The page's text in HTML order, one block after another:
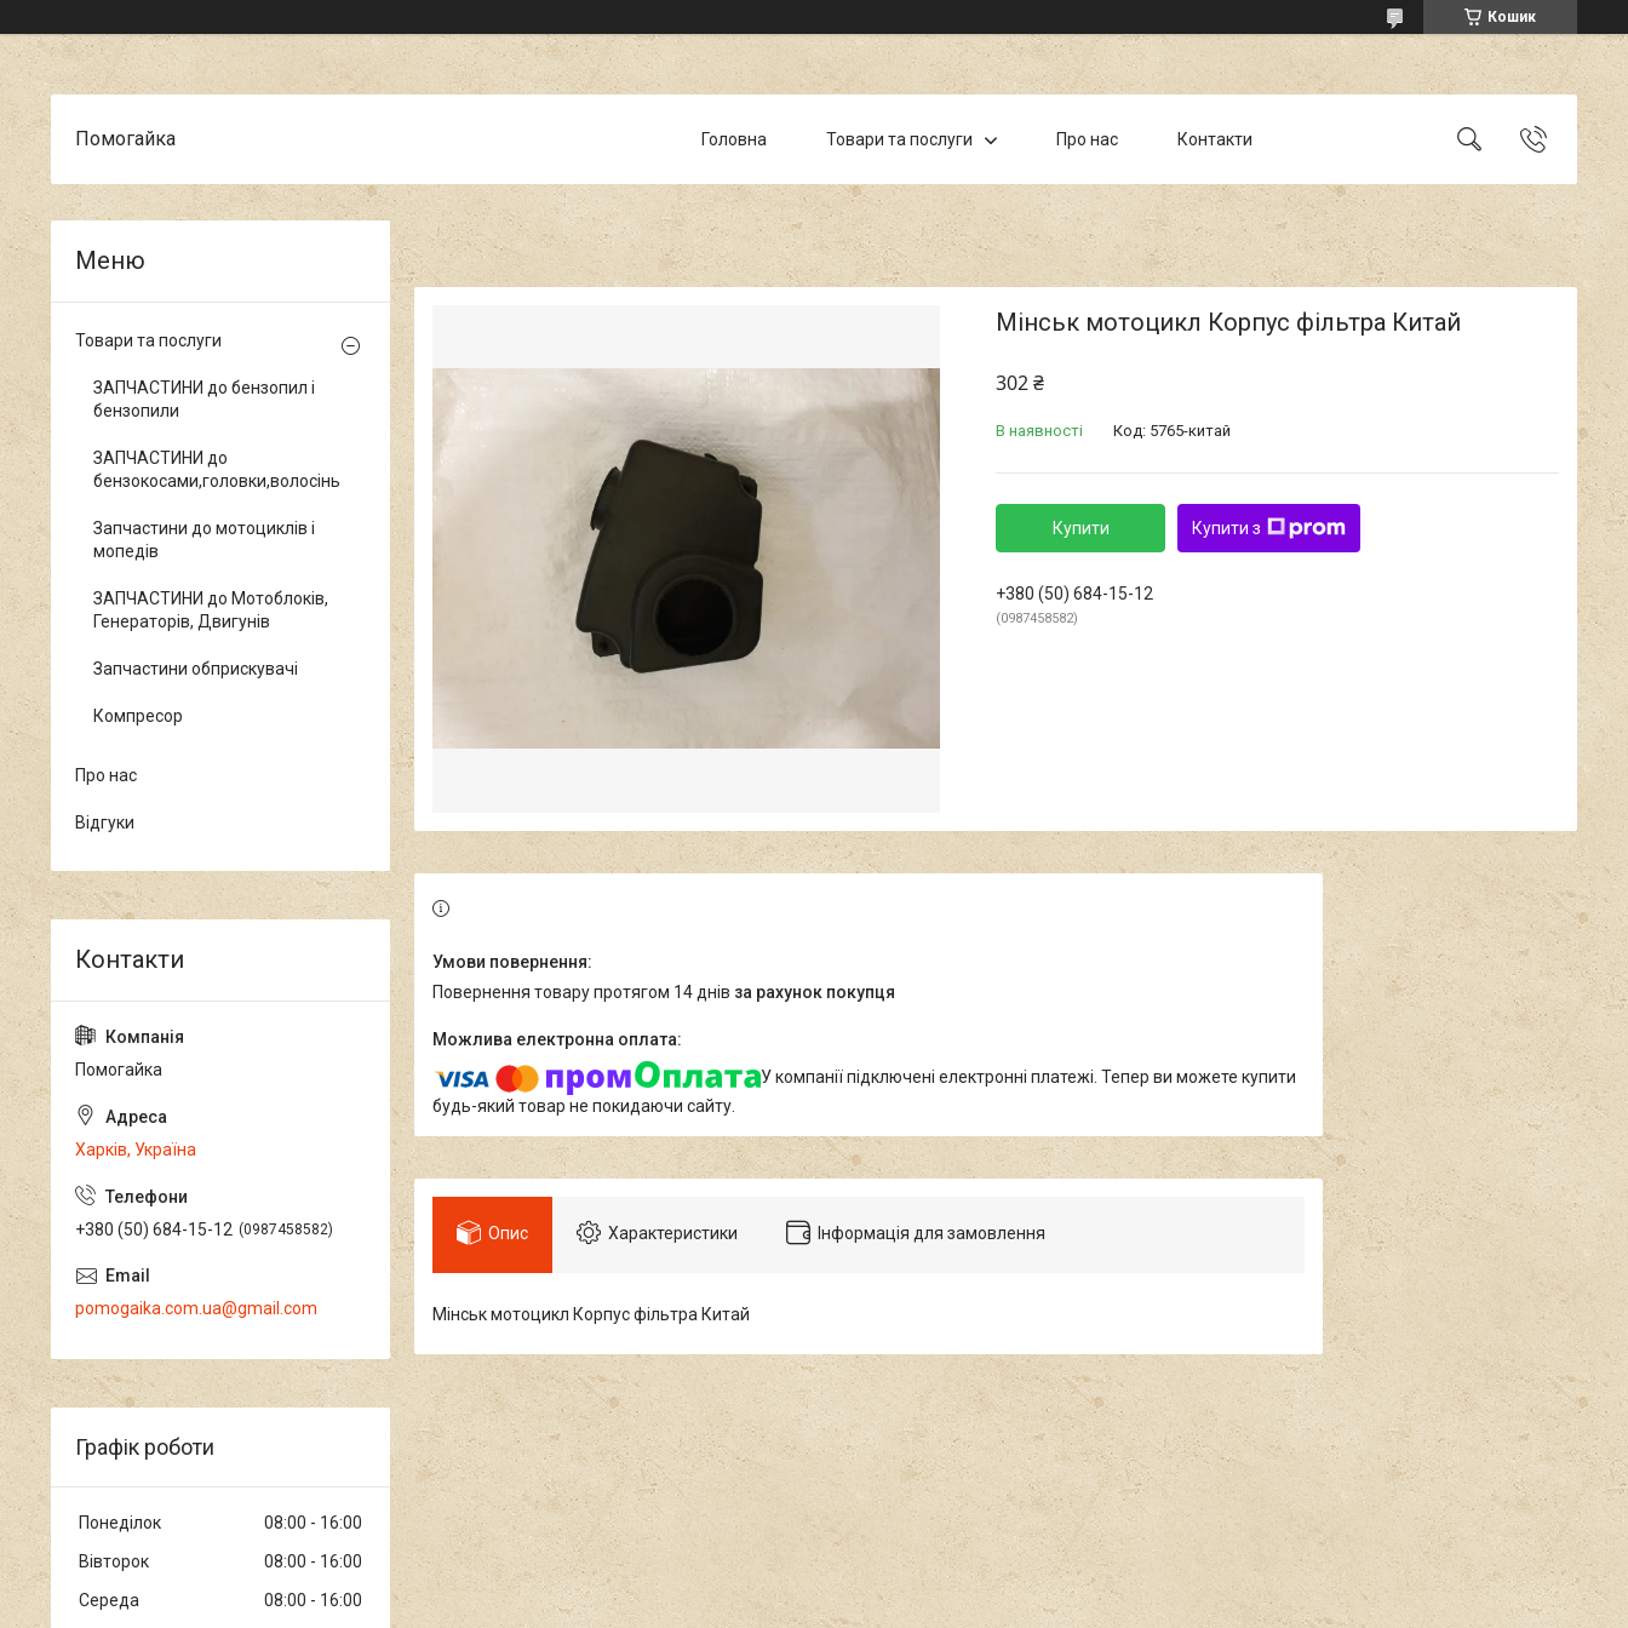
Кошик
Помогайка Головна Товари та послуги Про нас Контакти
Мінськ мотоцикл Корпус фільтра Китай
302 ₴
В наявності Код: 5765-китай
Купити Купити з
+380 (50) 684-15-12
0987458582
повернення товару протягом 14 днів за рахунок покупця
У компанії підключені електронні платежі. Тепер ви можете купити
будь-який товар не покидаючи сайту.
Опис Характеристики Інформація для замовлення
Мінськ мотоцикл Корпус фільтра Китай
Товари та послуги
ЗАПЧАСТИНИ до бензопил і
бензопили
ЗАПЧАСТИНИ до
бензокосами,головки,волосінь
Запчастини до мотоциклів і
мопедів
ЗАПЧАСТИНИ до Мотоблоків,
Генераторів, Двигунів
Запчастини обприскувачі
Компресор
Про нас
Відгуки
Помогайка
Харків, Україна
+380 (50) 684-15-12 0987458582
pomogaika.com.ua@gmail.com
Графік роботи
Понеділок 08:00
16:00
Вівторок
08:00
16:00
Середа
08:00 16:00